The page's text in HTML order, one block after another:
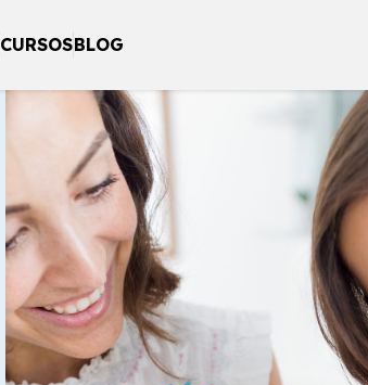
CURSOSBLOG